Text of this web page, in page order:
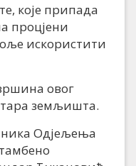
које припада
процјени
искористити
овог
земљишта.
Одјељења